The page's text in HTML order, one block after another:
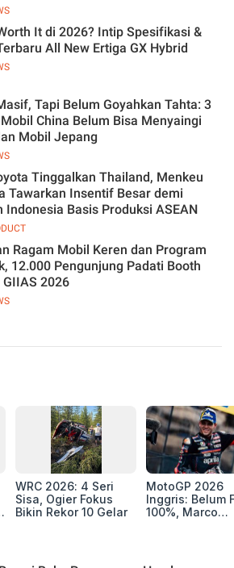
It di 2026? Intip Spesifikasi &
All New Ertiga GX Hybrid
Tapi Belum Goyahkan Tahta: 3
China Belum Bisa Menyaingi
Mobil Jepang
Tinggalkan Thailand, Menkeu
Tawarkan Insentif Besar demi
Indonesia Basis Produksi ASEAN
Ragam Mobil Keren dan Program
12.000 Pengunjung Padati Booth
GIIAS 2026
WRC 2026: 4 Seri
Sisa, Ogier Fokus
Bikin Rekor 10 Gelar
MotoGP 2026
Inggris: Belum
100%, Marco
GP